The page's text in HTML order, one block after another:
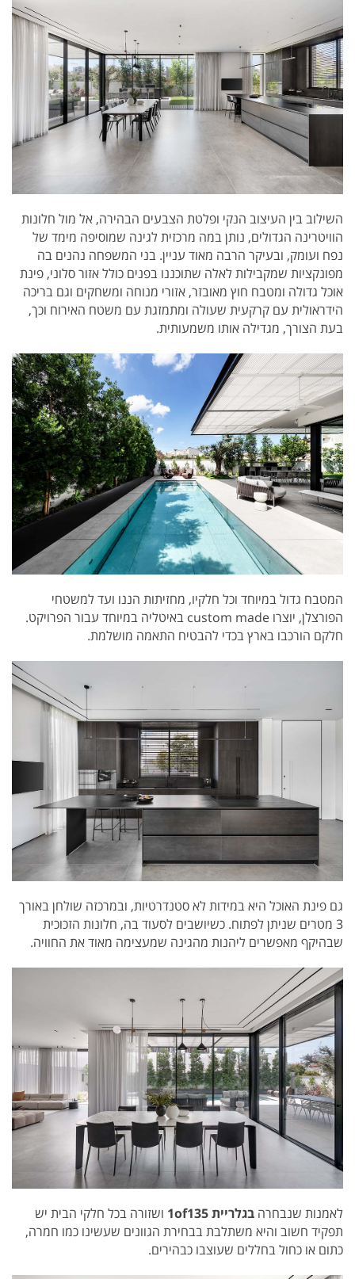
השילוב בין העיצוב הנקי ופלטת הצבעים הבהירה, אל מול חלונות
הוויטרינה הגדולים, נותן במה מרכזית לגינה שמוסיפה מימד של
נפח ועומק, ובעיקר הרבה מאוד עניין. בני המשפחה נהנים בה
מפונקציות שמקבילות לאלה שתוכננו בפנים כולל אזור סלוני, פינת
אוכל גדולה ומטבח חוץ מאובזר, אזורי מנוחה ומשחקים וגם בריכה
הידראולית עם קרקעית שעולה ומתמזגת עם משטח האירוח וכך,
בעת הצורך, מגדילה אותו משמעותית.
המטבח גדול במיוחד וכל חלקיו, מחזיתות הננו ועד למשטחי
הפורצלן, יוצרו custom made באיטליה במיוחד עבור הפרויקט.
חלקם הורכבו בארץ בכדי להבטיח התאמה מושלמת.
גם פינת האוכל היא במידות לא סטנדרטיות, ובמרכזה שולחן באורך
3 מטרים שניתן לפתוח. כשיושבים לסעוד בה, חלונות הזכוכית
שבהיקף מאפשרים ליהנות מהגינה שמעצימה מאוד את החוויה.
לאמנות שנבחרה בגלריית 1of135
ושזורה בכל חלקי הבית יש
תפקיד חשוב והיא משתלבת בבחירת הגוונים שעשינו כמו חמרה,
כתום או כחול בחללים שעוצבו כבהירים.